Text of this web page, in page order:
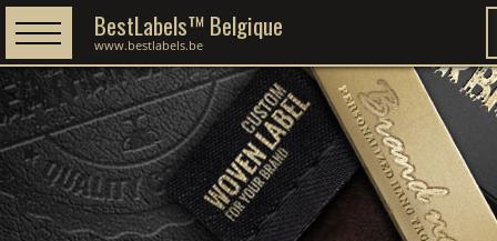
BestLabels™ Belgique
www.bestlabels.be